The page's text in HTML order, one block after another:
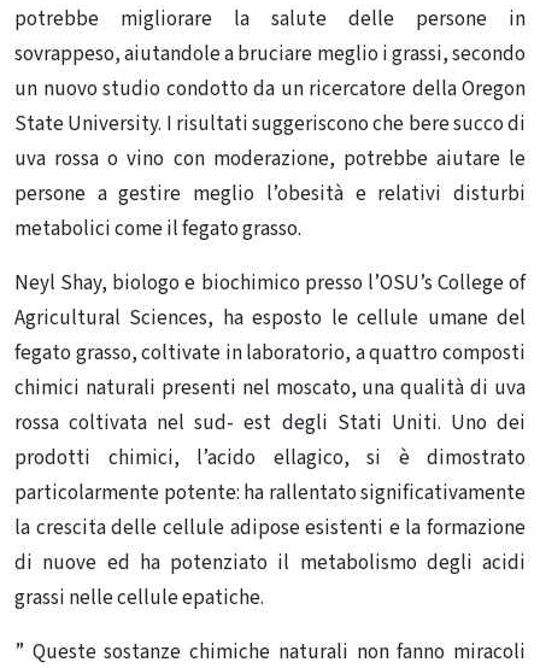
potrebbe migliorare la salute delle persone in
sovrappeso, aiutandole a bruciare meglio i grassi, secondo
un nuovo studio condotto da un ricercatore della Oregon
State University. I risultati suggeriscono che bere succo di
uva rossa o vino con moderazione, potrebbe aiutare le
persone a gestire meglio l’obesità e relativi disturbi
metabolici come il fegato grasso.
Neyl Shay, biologo e biochimico presso l’OSU’s College of
Agricultural Sciences, ha esposto le cellule umane del
fegato grasso, coltivate in laboratorio, a quattro composti
chimici naturali presenti nel moscato, una qualità di uva
rossa coltivata nel sud- est degli Stati Uniti. Uno dei
prodotti chimici, l’acido ellagico, si è dimostrato
particolarmente potente: ha rallentato significativamente
la crescita delle cellule adipose esistenti e la formazione
di nuove ed ha potenziato il metabolismo degli acidi
grassi nelle cellule epatiche.
” Queste sostanze chimiche naturali non fanno miracoli